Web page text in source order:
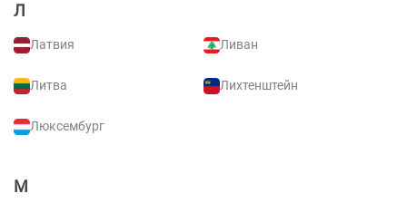
Л
Латвия Ливан
Литва Лихтенштейн
Люксембург
М